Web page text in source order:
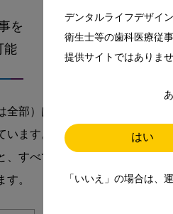
デンタルライフデザイ
衛生士等の歯科医療従
提供サイトではありませ
はい
「いいえ」の場合は、
を
能
全部）は
います。
、すべて
す。
師
お届